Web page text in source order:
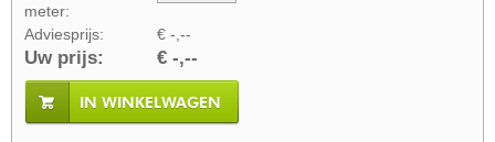
meter:
Adviesprijs:
€ -,--
Uw prijs: € -,--
IN WINKELWAGEN